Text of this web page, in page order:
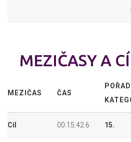
MEZIČASY A
MEZIČAS ČAS
Cíl 00:15:42.6 15.